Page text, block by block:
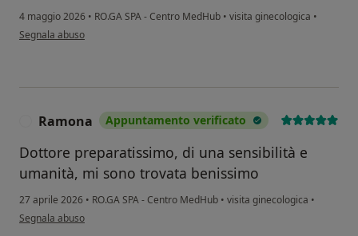
4 maggio 2026 • RO.GA SPA - Centro MedHub • visita ginecologica •
secondo l'opinione dell'utente FT
Segnala abuso
Ramona Appuntamento verificato
Dottore preparatissimo, di una sensibilità e
umanità, mi sono trovata benissimo
27 aprile 2026 • RO.GA SPA - Centro MedHub • visita ginecologica •
secondo l'opinione dell'utente Ramona
Segnala abuso